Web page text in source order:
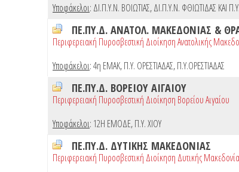
Υποφάκελοι: ΔΙ.Π.Υ.Ν. ΒΟΙΩΤΙΑΣ,ΔΙ.Π.Υ.Ν. ΦΘΙΩΤΙΔΑΣ ΚΑΙ
ΠΕ.ΠΥ.Δ. ΑΝΑΤΟΛ. ΜΑΚΕΔΟΝΙΑΣ &
Περιφερειακή Πυροσβεστική Διοίκηση Ανατολικής
Υποφάκελοι:4η ΕΜΑΚ,Π.Υ. ΟΡΕΣΤΙΑΔΑΣ,Π.Υ.ΟΡΕΣΤΙΑΔΑΣ
ΠΕ.ΠΥ.Δ. ΒΟΡΕΙΟΥ ΑΙΓΑΙΟΥ
Περιφερειακή Πυροσβεστική Διοίκηση Βορείου Αιγαίου
Υποφάκελοι: 12Η ΕΜΟΔΕ,Π.Υ. ΧΙΟΥ
ΠΕ.ΠΥ.Δ. ΔΥΤΙΚΗΣ ΜΑΚΕΔΟΝΙΑΣ
Περιφερειακή Πυροσβεστική Διοίκηση Δυτικής